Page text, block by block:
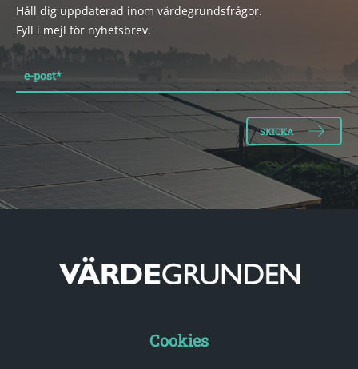
Håll dig uppdaterad inom värdegrundsfrågor.
Fyll i mejl för nyhetsbrev.
e-post*
Cookies